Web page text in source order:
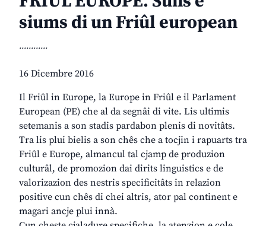
siums di un Friûl european
............
16 Dicembre 2016
Il Friûl in Europe, la Europe in Friûl e il Parlament
European (PE) che al da segnâi di vite. Lis ultimis
setemanis a son stadis pardabon plenis di novitâts.
Tra lis plui bielis a son chês che a tocjin i rapuarts tra
Friûl e Europe, almancul tal cjamp de produzion
culturâl, de promozion dai dirits linguistics e de
valorizazion des nestris specificitâts in relazion
positive cun chês di chei altris, ator pal continent e
magari ancje plui innà.